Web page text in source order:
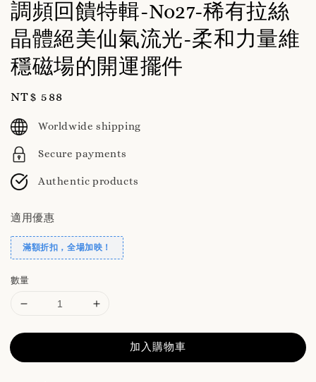
調頻回饋特輯-No27-稀有拉絲
晶體絕美仙氣流光-柔和力量維
穩磁場的開運擺件
Regular
price
NT$ 588
Worldwide shipping
Secure payments
Authentic products
適用優惠
滿額折扣，全場加映！
數量
加入購物車